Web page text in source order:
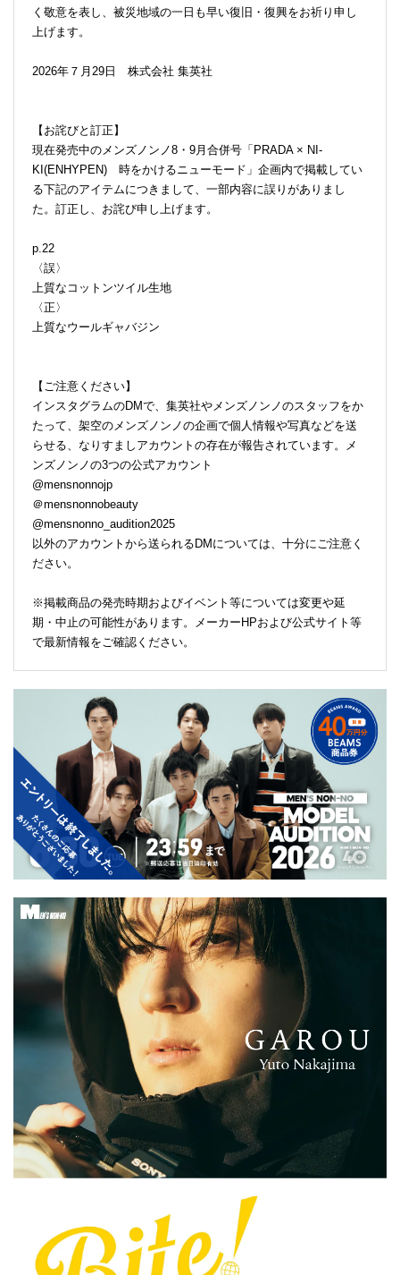
く敬意を表し、被災地域の一日も早い復旧・復興をお祈り申し
上げます。
2026年７月29日 株式会社 集英社
【お詫びと訂正】
現在発売中のメンズノンノ8・9月合併号「PRADA × NI-
KI(ENHYPEN) 時をかけるニューモード」企画内で掲載してい
る下記のアイテムにつきまして、一部内容に誤りがありまし
た。訂正し、お詫び申し上げます。
p.22
〈誤〉
上質なコットンツイル生地
〈正〉
上質なウールギャバジン
【ご注意ください】
インスタグラムのDMで、集英社やメンズノンノのスタッフをか
たって、架空のメンズノンノの企画で個人情報や写真などを送
らせる、なりすましアカウントの存在が報告されています。メ
ンズノンノの3つの公式アカウント
@mensnonnojp
＠mensnonnobeauty
@mensnonno_audition2025
以外のアカウントから送られるDMについては、十分にご注意く
ださい。
※掲載商品の発売時期およびイベント等については変更や延
期・中止の可能性があります。メーカーHPおよび公式サイト等
で最新情報をご確認ください。